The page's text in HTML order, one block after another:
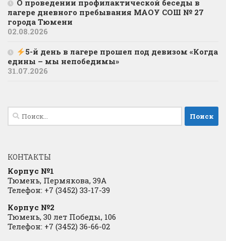
О проведении профилактической беседы в
лагере дневного пребывания МАОУ СОШ № 27
города Тюмени
02.08.2026
5-й день в лагере прошел под девизом «Когда
едины – мы непобедимы»
31.07.2026
Найти:
КОНТАКТЫ
Корпус №1
Тюмень, Пермякова, 39А
Телефон: +7 (3452) 33-17-39
Корпус №2
Тюмень, 30 лет Победы, 106
Телефон: +7 (3452) 36-66-02